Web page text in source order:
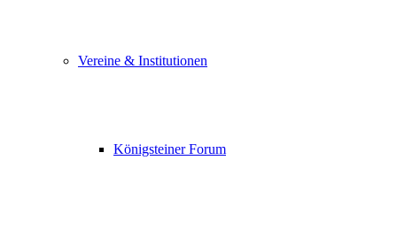
Vereine & Institutionen
Königsteiner Forum